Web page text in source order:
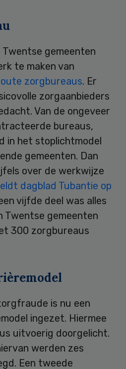
Twentse gemeenten
te maken van
zorgbureaus. Er
zorgaanbieders
Van de ongeveer
bureaus,
in het stoplichtmodel
gemeenten. Dan
over de werkwijze
dagblad Tubantie op
vijfde deel was alles
Twentse gemeenten
300 zorgbureaus
is nu een
ingezet. Hiermee
uitvoerig doorgelicht.
werden zes
Een tweede